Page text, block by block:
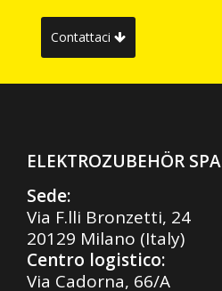
Contattaci
ELEKTROZUBEHÖR SPA
Sede:
Via F.lli Bronzetti, 24
20129 Milano (Italy)
Centro logistico:
Via Cadorna, 66/A